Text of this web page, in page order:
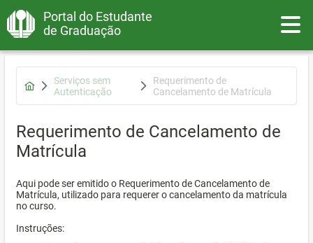
Portal do Estudante
de Graduação
Serviços sem
Autenticação
Requerimento de
Cancelamento de Matrícula
Requerimento de Cancelamento de
Matrícula
Aqui pode ser emitido o Requerimento de Cancelamento de
Matrícula, utilizado para requerer o cancelamento da matrícula
no curso.
Instruções: